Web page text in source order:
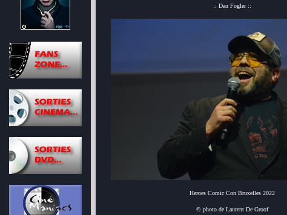
:: Dan Fogler ::
Heroes Comic Con Bruxelles 2022
© photo de Laurent De Groof